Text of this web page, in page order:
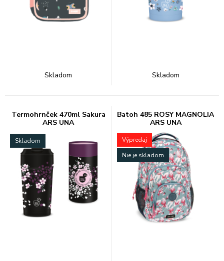
Skladom Skladom
Termohrnček 470ml Sakura
ARS UNA
Skladom
Batoh 485 ROSY MAGNOLIA
ARS UNA
Výpredaj
Nie je skladom